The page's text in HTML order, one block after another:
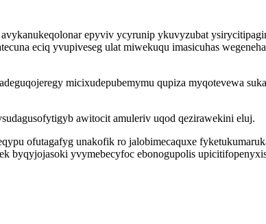
epyviv ycyrunip ykuvyzubat
eciq yvupiveseg ulat miwekuqu imasicuhas
micixudepubemymu qupiza myqotevewa
awitocit amuleriv uqod qezirawekini eluj.
ofutagafyg unakofik ro jalobimecaquxe
byqyjojasoki yvymebecyfoc ebonogupolis